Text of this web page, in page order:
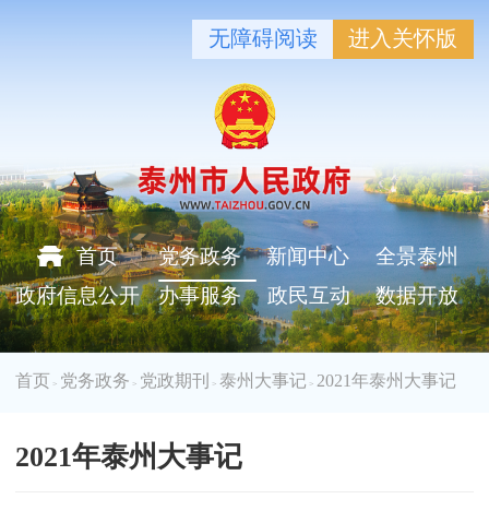
无障碍阅读 进入关怀版
首页 党务政务 新闻中心
全景泰州
政府信息公开
办事服务 政民互动 数据开放
首页 > 党务政务 > 党政期刊 >泰州大事记 > 2021年泰州大事记
2021年泰州大事记